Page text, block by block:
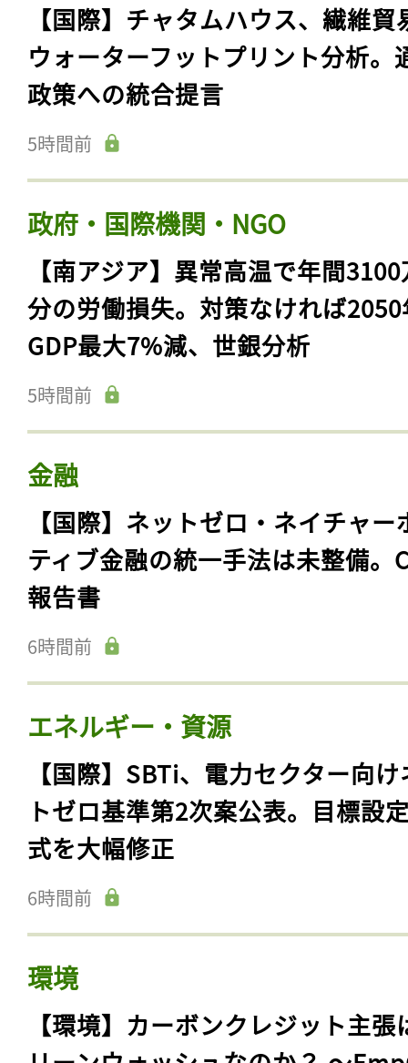
【国際】チャタムハウス、繊維貿
ウォーターフットプリント分析。
政策への統合提言
5時間前
政府・国際機関・NGO
【南アジア】異常高温で年間
分の労働損失。対策なければ
GDP最大7%減、世銀分析
5時間前
金融
【国際】ネットゼロ・ネイチャー
ティブ金融の統一手法は未整備。
報告書
6時間前
エネルギー・資源
【国際】SBTi、電力セクター向
トゼロ基準第2次案公表。目標設
式を大幅修正
6時間前
環境
【環境】カーボンクレジット主張